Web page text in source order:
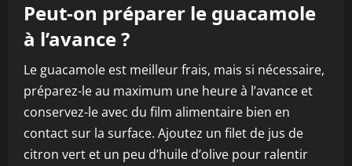
Peut-on préparer le guacamole
à l’avance ?
Le guacamole est meilleur frais, mais si nécessaire,
préparez-le au maximum une heure à l’avance et
conservez-le avec du film alimentaire bien en
contact sur la surface. Ajoutez un filet de jus de
citron vert et un peu d’huile d’olive pour ralentir